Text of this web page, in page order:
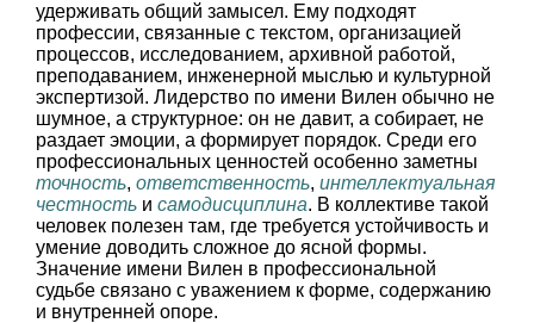
удерживать общий замысел. Ему подходят
профессии, связанные с текстом, организацией
процессов, исследованием, архивной работой,
преподаванием, инженерной мыслью и культурной
экспертизой. Лидерство по имени Вилен обычно не
шумное, а структурное: он не давит, а собирает, не
раздает эмоции, а формирует порядок. Среди его
профессиональных ценностей особенно заметны
точность, ответственность, интеллектуальная
честность и самодисциплина. В коллективе такой
человек полезен там, где требуется устойчивость и
умение доводить сложное до ясной формы.
Значение имени Вилен в профессиональной
судьбе связано с уважением к форме, содержанию
и внутренней опоре.